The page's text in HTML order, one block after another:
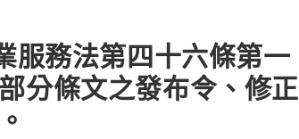
服務法第四十六條第一
分條文之發布令、修正